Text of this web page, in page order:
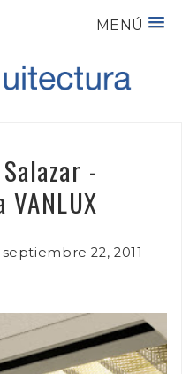
MENÚ
-
22, 2011